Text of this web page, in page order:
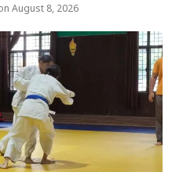
August 8, 2026